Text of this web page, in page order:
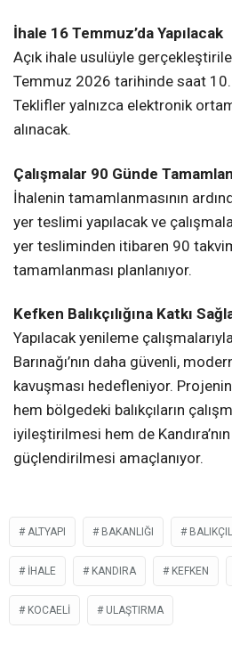
İhale 16 Temmuz’da Yapılacak
Açık ihale usulüyle
Temmuz 2026 tarihinde saat
Teklifler yalnızca elektronik
alınacak.
Çalışmalar 90 Günde
İhalenin tamamlanmasının
yer teslimi yapılacak ve
yer tesliminden itibaren 90
tamamlanması planlanıyor.
Kefken Balıkçılığına Katkı
Yapılacak yenileme
Barınağı’nın daha güvenli,
kavuşması hedefleniyor.
hem bölgedeki balıkçıların
iyileştirilmesi hem de
güçlendirilmesi amaçlanıyor.
ALTYAPI BAKANLIĞI
İHALE KANDIRA KEFKEN
KOCAELI ULAŞTIRMA